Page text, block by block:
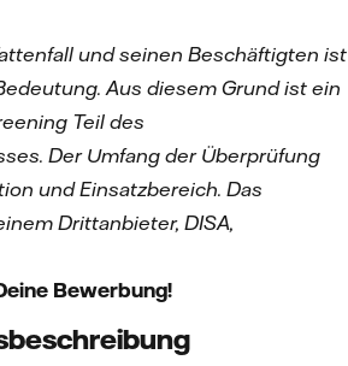
und seinen Beschäftigten ist
Aus diesem Grund ist ein
Teil des
Der Umfang der Überprüfung
und Einsatzbereich. Das
Drittanbieter, DISA,
Bewerbung!